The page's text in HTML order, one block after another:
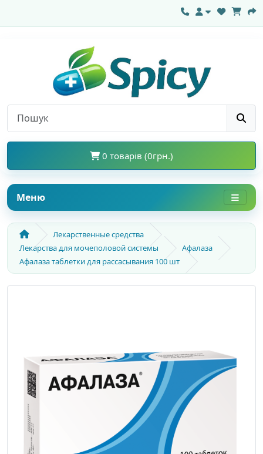
0 товарів (0грн.)
Меню
Лекарственные средства
Лекарства для мочеполовой системы
Афалаза
Афалаза таблетки для рассасывания 100 шт